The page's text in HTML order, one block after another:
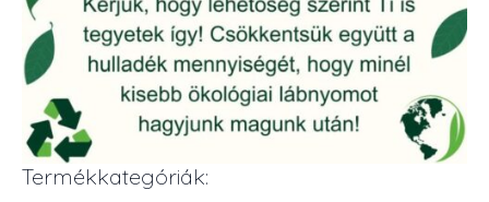
Termékkategóriák: